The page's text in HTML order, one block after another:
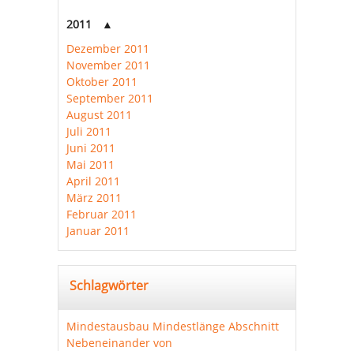
2011
Dezember 2011
November 2011
Oktober 2011
September 2011
August 2011
Juli 2011
Juni 2011
Mai 2011
April 2011
März 2011
Februar 2011
Januar 2011
Schlagwörter
Mindestausbau Mindestlänge Abschnitt
Nebeneinander von